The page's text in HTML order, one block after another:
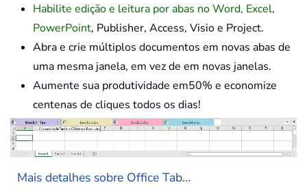
Habilite edição e leitura por abas no Word, Excel,
PowerPoint, Publisher, Access, Visio e Project.
Abra e crie múltiplos documentos em novas abas de
uma mesma janela, em vez de em novas janelas.
Aumente sua produtividade em50% e economize
centenas de cliques todos os dias!
Mais detalhes sobre Office Tab...